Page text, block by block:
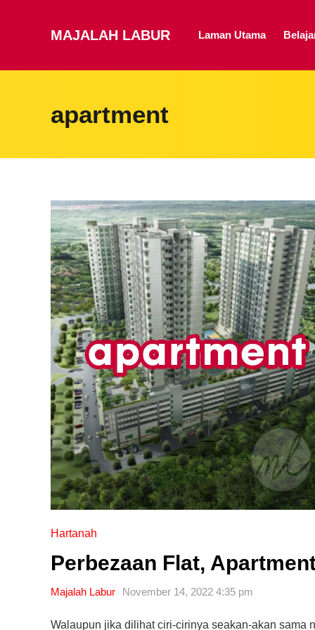
MAJALAH LABUR Laman Utama
apartment
Hartanah
Perbezaan Flat,
Majalah Labur November 14, 2022 4:35 pm
Walaupun jika dilihat ciri-cirinya seakan-akan sama